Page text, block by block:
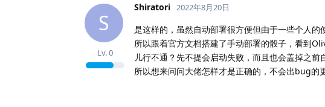
S
Shiratori
Lv.0
2022年8月20日
是这样的，虽然自动部署很方便但由于一些个人的
所以跟着官方文档搭建了手动部署的骰子，看到
儿行不通？先不提会启动失败，而且也会盖掉之前
所以想来问问大佬怎样才是正确的，不会出bug的